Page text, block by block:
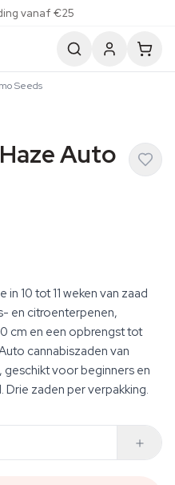
vanaf €25
Seeds
Auto
10 tot 11 weken van zaad
en citroenterpenen,
cm en een opbrengst tot
cannabiszaden van
voor beginners en
zaden per verpakking.